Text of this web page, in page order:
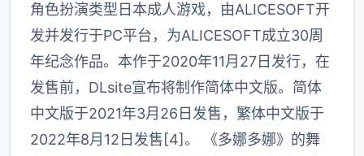
角色扮演类型日本成人游戏，由ALICESOFT开
发并发行于PC平台，为ALICESOFT成立30周
年纪念作品。本作于2020年11月27日发行，在
发售前，DLsite宣布将制作简体中文版。简体
中文版于2021年3月26日发售，繁体中文版于
2022年8月12日发售[4]。 《多娜多娜》的舞